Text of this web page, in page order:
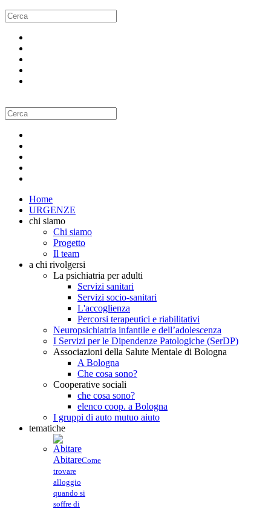
Home
URGENZE
chi siamo
Chi siamo
Progetto
Il team
a chi rivolgersi
La psichiatria per adulti
Servizi sanitari
Servizi socio-sanitari
L'accoglienza
Percorsi terapeutici e riabilitativi
Neuropsichiatria infantile e dell’adolescenza
I Servizi per le Dipendenze Patologiche (SerDP)
Associazioni della Salute Mentale di Bologna
A Bologna
Che cosa sono?
Cooperative sociali
che cosa sono?
elenco coop. a Bologna
I gruppi di auto mutuo aiuto
tematiche
AbitareCome
trovare
alloggio
quando si
soffre di